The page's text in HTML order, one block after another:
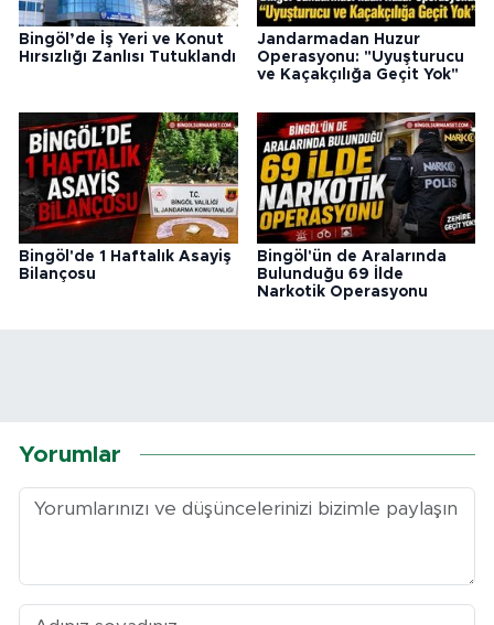
Bingöl’de İş Yeri ve Konut
Hırsızlığı Zanlısı Tutuklandı
Jandarmadan Huzur
Operasyonu: "Uyuşturucu
ve Kaçakçılığa Geçit Yok"
Bingöl'de 1 Haftalık Asayiş
Bilançosu
Bingöl'ün de Aralarında
Bulunduğu 69 İlde
Narkotik Operasyonu
Yorumlar